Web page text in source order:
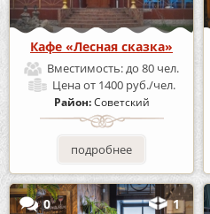
Кафе «Лесная сказка»
Вместимость:до 80 чел.
Ценаот 1400 руб./чел.
Район:Советский
подробнее
0 1